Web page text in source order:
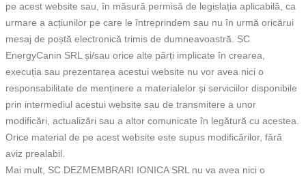
pe acest website sau, în măsură permisă de legislația aplicabilă, ca
urmare a acțiunilor pe care le întreprindem sau nu în urmă oricărui
mesaj de poștă electronică trimis de dumneavoastră. SC
EnergyCanin SRL și/sau orice alte părți implicate în crearea,
execuția sau prezentarea acestui website nu vor avea nici o
responsabilitate de menținere a materialelor și serviciilor disponibile
prin intermediul acestui website sau de transmitere a unor
modificări, actualizări sau a altor comunicate în legătură cu acestea.
Orice material de pe acest website este supus modificărilor, fără
aviz prealabil.
Mai mult, SC DEZMEMBRARI IONICA SRL nu va avea nici o